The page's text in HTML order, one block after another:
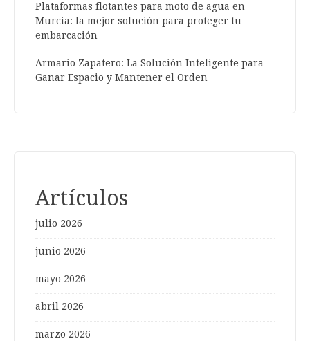
Plataformas flotantes para moto de agua en
Murcia: la mejor solución para proteger tu
embarcación
Armario Zapatero: La Solución Inteligente para
Ganar Espacio y Mantener el Orden
Artículos
julio 2026
junio 2026
mayo 2026
abril 2026
marzo 2026